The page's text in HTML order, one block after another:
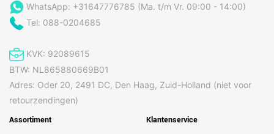
WhatsApp: +31647776785 (Ma. t/m Vr. 09:00 - 14:00)
Tel: 088-0204685
KVK: 92089615
BTW: NL865880669B01
Adres: Oder 20, 2491 DC, Den Haag, Zuid-Holland (niet voor
retourzendingen)
Assortiment Klantenservice